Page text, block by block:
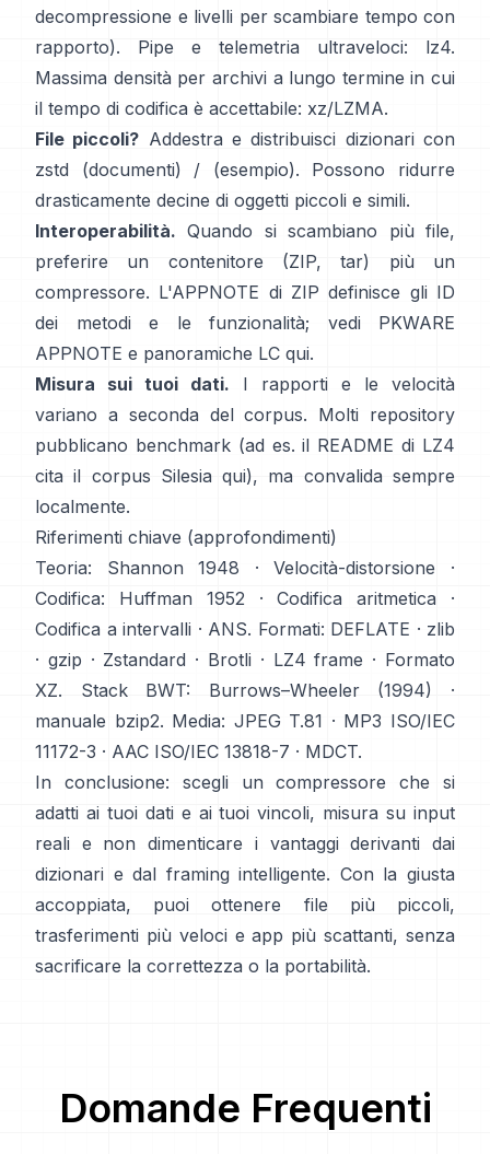
decompressione e livelli per scambiare tempo con
rapporto). Pipe e telemetria ultraveloci:
lz4.
Massima densità per archivi a lungo termine in cui
il tempo di codifica è accettabile: xz/LZMA.
File piccoli? Addestra e distribuisci dizionari con
zstd
(documenti) / (esempio). Possono ridurre
drasticamente decine di oggetti piccoli e simili.
Interoperabilità. Quando si scambiano più file,
preferire un contenitore (ZIP, tar) più un
compressore. L'APPNOTE di ZIP definisce gli ID
dei metodi e le funzionalità; vedi
PKWARE
APPNOTE e panoramiche LC qui.
Misura sui tuoi dati. I rapporti e le velocità
variano a seconda del corpus. Molti repository
pubblicano benchmark (ad es. il README di LZ4
cita il corpus Silesia qui), ma convalida sempre
localmente.
Riferimenti chiave (approfondimenti)
Teoria:
Shannon 1948 · Velocità-distorsione
·
Codifica:
Huffman 1952 · Codifica aritmetica
·
Codifica a intervalli · ANS. Formati: DEFLATE · zlib
· gzip · Zstandard · Brotli · LZ4 frame · Formato
XZ. Stack BWT: Burrows–Wheeler (1994)
·
manuale bzip2. Media: JPEG T.81 · MP3 ISO/IEC
11172-3 · AAC ISO/IEC 13818-7 · MDCT.
In conclusione: scegli un compressore che si
adatti ai tuoi dati e ai tuoi vincoli, misura su input
reali e non dimenticare i vantaggi derivanti dai
dizionari e dal framing intelligente. Con la giusta
accoppiata, puoi ottenere file più piccoli,
trasferimenti più veloci e app più scattanti, senza
sacrificare la correttezza o la portabilità.
Domande Frequenti